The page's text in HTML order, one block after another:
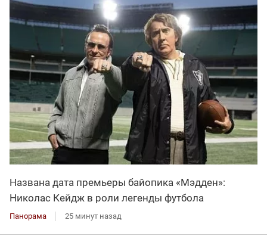
Названа дата премьеры байопика «Мэдден»:
Николас Кейдж в роли легенды футбола
Панорама 25 минут назад